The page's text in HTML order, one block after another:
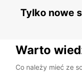
Tylko nowe
Warto
Co należy mieć ze